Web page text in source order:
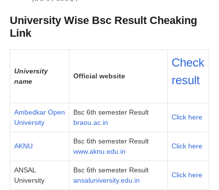
University Wise Bsc Result Cheaking
Link
University
name
Official website
Check
result
Ambedkar Open
University
Bsc 6th semester Result
braou.ac.in
Click here
AKNU
Bsc 6th semester Result
www.aknu.edu.in
Click here
ANSAL
University
Bsc 6th semester Result
ansaluniversity.edu.in
Click here